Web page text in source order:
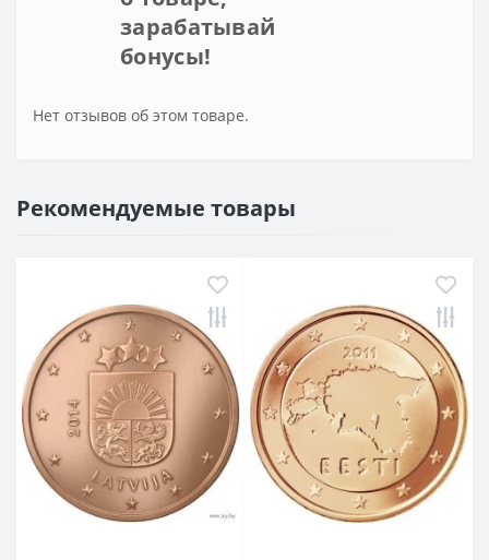
зарабатывай
бонусы!
Нет отзывов об этом товаре.
Рекомендуемые товары